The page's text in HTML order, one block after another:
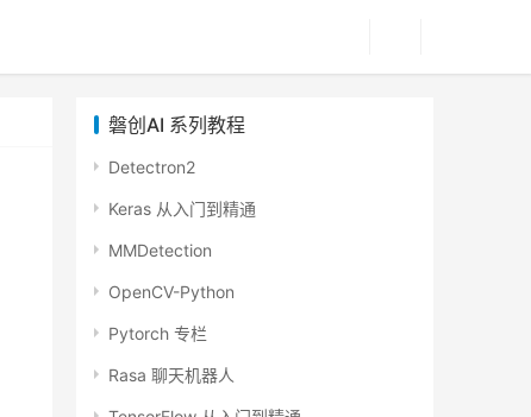
磐创AI 系列教程
Detectron2
Keras 从入门到精通
MMDetection
OpenCV-Python
Pytorch 专栏
Rasa 聊天机器人